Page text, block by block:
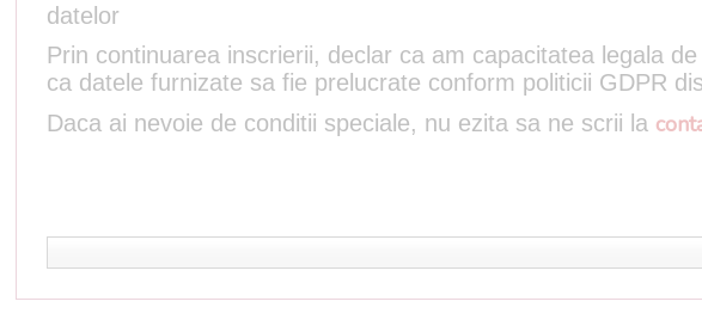
datelor
Prin continuarea inscrierii, declar ca am capacitatea legala
ca datele furnizate sa fie prelucrate conform politicii GDPR
Daca ai nevoie de conditii speciale, nu ezita sa ne scrii la